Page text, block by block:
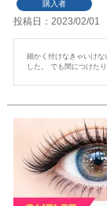
購入者
投稿日 2023/02/01
細かく付けなきゃいけ
した。 でも間につけた